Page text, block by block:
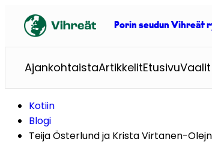
sisältöön
Porin seudun Vihreät
AjankohtaistaArtikkelitEtusivu
Kotiin
Blogi
Teija Österlund ja Krista Virtanen-